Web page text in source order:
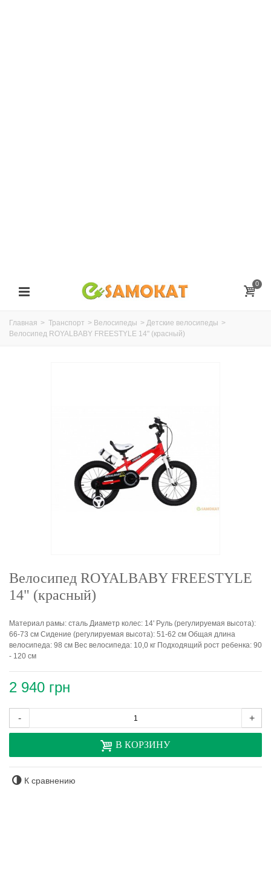
0
Главная > Транспорт > Велосипеды > Детские велосипеды >
Велосипед ROYALBABY FREESTYLE 14" (красный)
Велосипед ROYALBABY FREESTYLE
14" (красный)
Материал рамы: сталь Диаметр колес: 14' Руль (регулируемая высота):
66-73 см Сидение (регулируемая высота): 51-62 см Общая длина
велосипеда: 98 см Вес велосипеда: 10,0 кг Подходящий рост ребенка: 90
- 120 см
2 940 грн
- +
В КОРЗИНУ
К сравнению